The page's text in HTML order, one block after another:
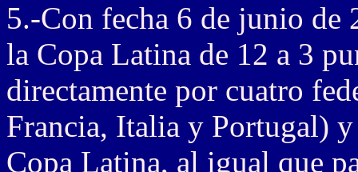
5.-Con fecha 6 de junio de
la Copa Latina de 12 a 3
directamente por cuatro
Francia, Italia y Portugal)
Copa Latina, al igual que